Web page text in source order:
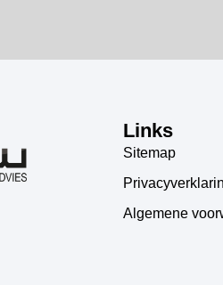
Links
Sitemap
Algemene